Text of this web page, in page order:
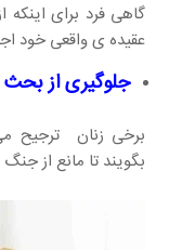
گاهی فرد برای
عقیده ی واقعی خود
جلوگیری از بحث
برخی زنان ترجیح
بگویند تا مانع از